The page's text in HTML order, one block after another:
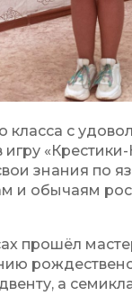
класса с
игру
знания по
и обычаям
прошёл
а